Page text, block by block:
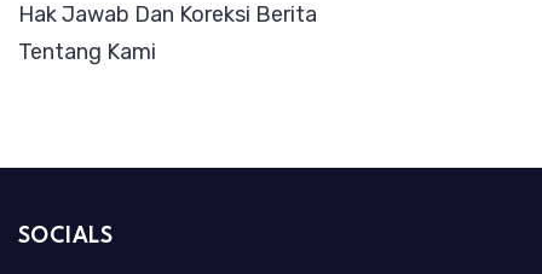
Hak Jawab Dan Koreksi Berita
Tentang Kami
SOCIALS